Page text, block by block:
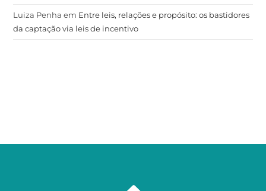
Luiza Penha em Entre leis, relações e propósito: os bastidores
da captação via leis de incentivo